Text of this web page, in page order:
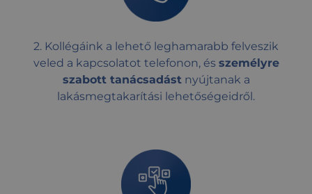
2. Kollégáink a lehető leghamarabb felveszik
veled a kapcsolatot telefonon, és személyre
szabott tanácsadástnyújtanak a
lakásmegtakarítási lehetőségeidről.